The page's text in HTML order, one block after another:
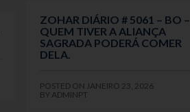
ZOHAR DIÁRIO # 5061 – BO –
QUEM TIVER A ALIANÇA
SAGRADA PODERÁ COMER
DELA.
POSTED ON JANEIRO 23, 2026
BY ADMINPT